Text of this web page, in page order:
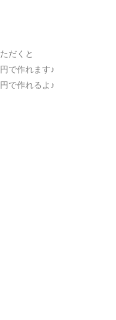
だくと
で作れます♪
で作れるよ♪